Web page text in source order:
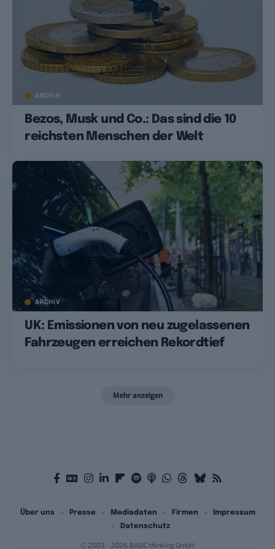
ARCHIV
Bezos, Musk und Co.: Das sind die 10
reichsten Menschen der Welt
ARCHIV
UK: Emissionen von neu zugelassenen
Fahrzeugen erreichen Rekordtief
Mehr anzeigen
© 2003 - 2026 BASIC thinking GmbH
Über uns Presse Mediadaten Firmen
Impressum
Datenschutz